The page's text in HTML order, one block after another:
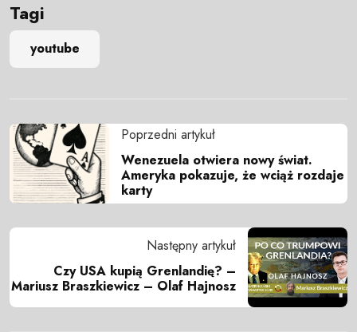
Tagi
youtube
Poprzedni artykuł
Wenezuela otwiera nowy świat.
Ameryka pokazuje, że wciąż rozdaje
karty
Następny artykuł
Czy USA kupią Grenlandię? –
Mariusz Braszkiewicz – Olaf Hajnosz